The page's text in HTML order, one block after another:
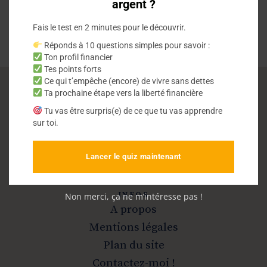
Vivre sans dettes
Sortir de la dette et devenir libre
INFOS
A propos
Mentions légales
Plan du site
Contactez-moi !
argent ?
Fais le test en 2 minutes pour le découvrir.
Réponds à 10 questions simples pour savoir :
Ton profil financier
Tes points forts
Ce qui t’empêche (encore) de vivre sans dettes
Ta prochaine étape vers la liberté financière
Tu vas être surpris(e) de ce que tu vas apprendre
sur toi.
Lancer le quiz maintenant
Non merci, ça ne m’intéresse pas !